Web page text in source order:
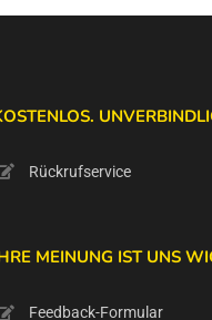
Rückrufservice
MEINUNG IST UNS
Feedback-Formular